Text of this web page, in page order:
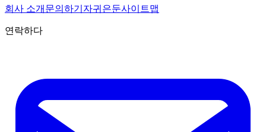
회사 소개 문의하기 자귀 은둔사이트맵
연락하다